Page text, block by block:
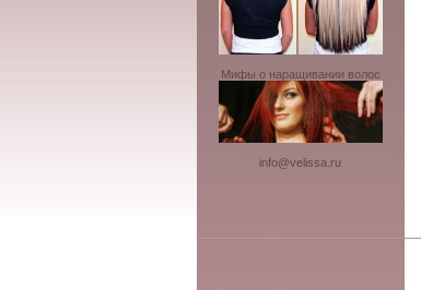
Мифы о наращивании волос
info@velissa.ru